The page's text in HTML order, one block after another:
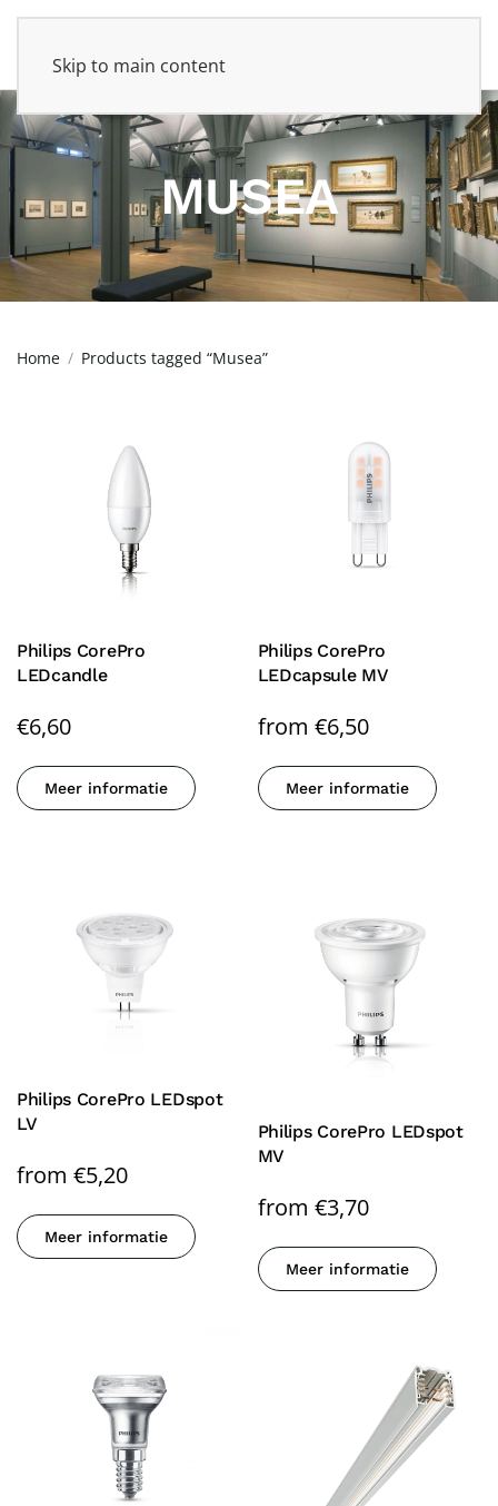
Skip to main content
MUSEA
Home Products tagged “Musea”
Philips CorePro
LEDcandle
€6,60
Meer informatie
Philips CorePro
LEDcapsule MV
from €6,50
Meer informatie
Philips CorePro LEDspot
LV
from €5,20
Meer informatie
Philips CorePro LEDspot
MV
from €3,70
Meer informatie